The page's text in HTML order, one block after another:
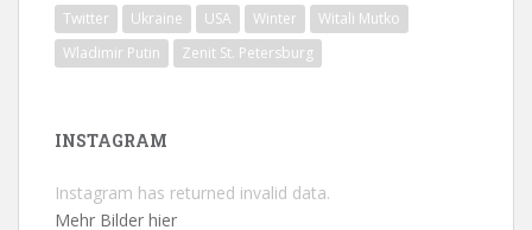
Twitter
Ukraine USA Winter
Witali Mutko
Wladimir Putin
Zenit St. Petersburg
INSTAGRAM
Instagram has returned invalid data.
Mehr Bilder hier